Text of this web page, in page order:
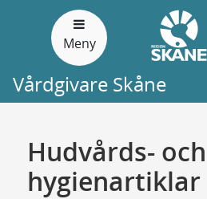
Meny
Vårdgivare Skåne
Hudvårds- och
hygienartiklar